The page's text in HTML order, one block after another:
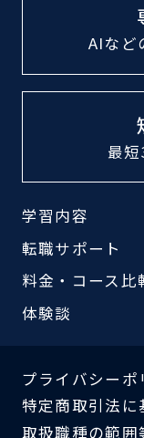
AIなど
最
学習内容
転職サポート
料金・コース比
体験談
プライバシーポ
特定商取引法に
取扱職種の範囲